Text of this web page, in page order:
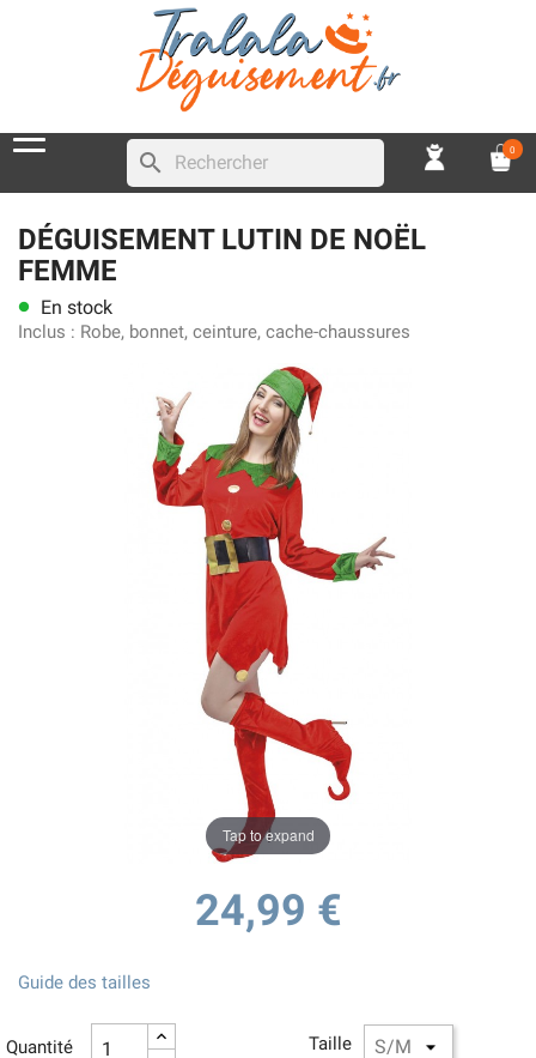
search 0
DÉGUISEMENT LUTIN DE NOËL
FEMME
lens En stock
Inclus : Robe, bonnet, ceinture, cache-chaussures
Tap to expand
24,99 €
Taille
Guide des tailles
Quantité